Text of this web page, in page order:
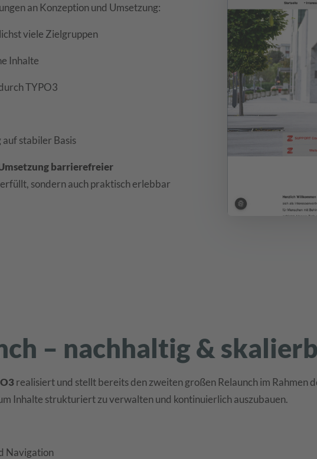
an Konzeption und Umsetzung:
viele Zielgruppen
Inhalte
TYPO3
stabiler Basis
barrierefreier
sondern auch praktisch erlebbar
– nachhaltig &
realisiert und stellt bereits den zweiten großen Relaunch im Rahmen
Inhalte strukturiert zu verwalten und kontinuierlich auszubauen.
Navigation